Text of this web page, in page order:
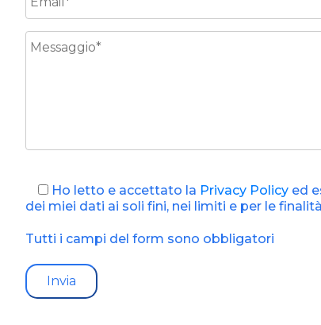
Ho letto e accettato la Privacy Policy ed
dei miei dati ai soli fini, nei limiti e per le
Tutti i campi del form sono obbligatori